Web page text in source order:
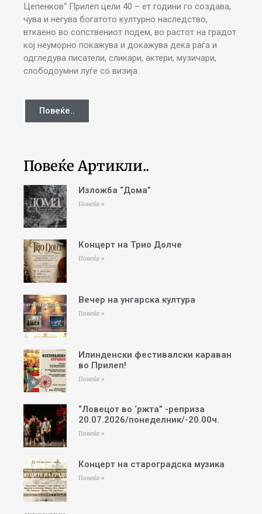
Цепенков“ Прилеп цели 40 – ет години го создава,
чува и негува богатото културно наследство,
вткаено во сопствениот подем, во растот на градот
кој неуморно покажува и докажува дека раѓа и
одгледува писатели, сликари, актери, музичари,
слободоумни луѓе со визија.
Повеќе..
Повеќе Артикли..
Изложба “Дома”
Повеќе »
Концерт на Трио Долче
Повеќе »
Вечер на унгарска култура
Повеќе »
Илинденски фестивалски караван
во Прилеп!
Повеќе »
“Ловецот во ‘ржта” -реприза
20.07.2026/понеделник/-20.00ч.
Повеќе »
Концерт на староградска музика
Повеќе »